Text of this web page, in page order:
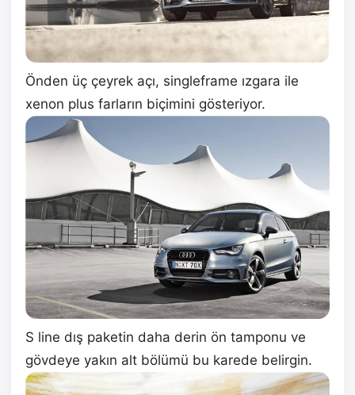
Önden üç çeyrek açı, singleframe ızgara ile
xenon plus farların biçimini gösteriyor.
S line dış paketin daha derin ön tamponu ve
gövdeye yakın alt bölümü bu karede belirgin.